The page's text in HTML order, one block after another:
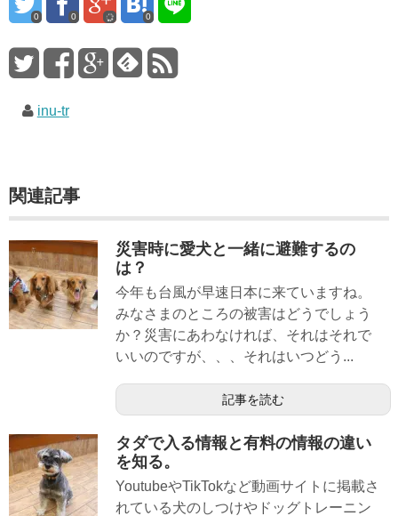
0 0 0
inu-tr
関連記事
災害時に愛犬と一緒に避難するの
は？
今年も台風が早速日本に来ていますね。
みなさまのところの被害はどうでしょう
か？災害にあわなければ、それはそれで
いいのですが、、、それはいつどう...
記事を読む
タダで入る情報と有料の情報の違い
を知る。
YoutubeやTikTokなど動画サイトに掲載さ
れている犬のしつけやドッグトレーニン